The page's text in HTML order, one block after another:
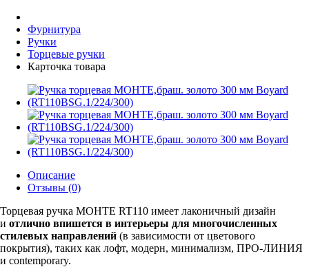
Фурнитура
Ручки
Торцевые ручки
Карточка товара
Описание
Отзывы (0)
Торцевая ручка МОНТЕ RT110 имеет лаконичный дизайн
и отлично впишется в интерьеры для многочисленных
стилевых направлений (в зависимости от цветового
покрытия), таких как лофт, модерн, минимализм, ПРО-ЛИНИЯ
и contemporary.